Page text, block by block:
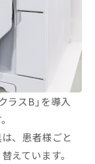
ラスB」を導入
、患者様ごと
えています。